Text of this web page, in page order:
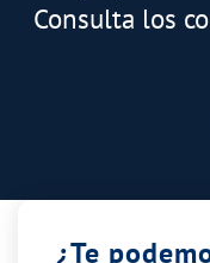
Consulta los
¿Te